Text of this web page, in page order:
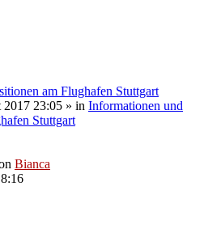
am Flughafen Stuttgart
2017 23:05 » in Informationen und
Stuttgart
Bianca